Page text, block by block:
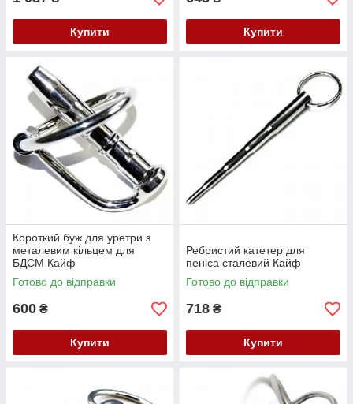
Купити Купити
Короткий буж для уретри з
металевим кільцем для
БДСМ Кайф
Готово до відправки
600 ₴
Купити
Ребристий катетер для
пеніса сталевий Кайф
Готово до відправки
718 ₴
Купити